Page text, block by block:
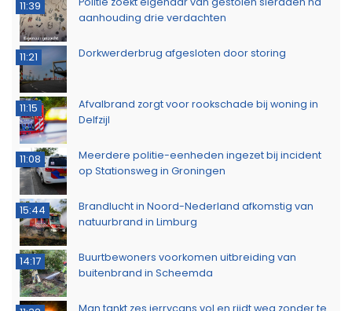
11:39
aanhouding drie verdachten
11:21 Dorkwerderbrug afgesloten door storing
11:15
Afvalbrand zorgt voor rookschade bij woning in
Delfzijl
11:08
Meerdere politie-eenheden ingezet bij incident
op Stationsweg in Groningen
15:44
Brandlucht in Noord-Nederland afkomstig van
natuurbrand in Limburg
14:17
Buurtbewoners voorkomen uitbreiding van
buitenbrand in Scheemda
Man tankt zes jerrycans vol en rijdt weg zonder te